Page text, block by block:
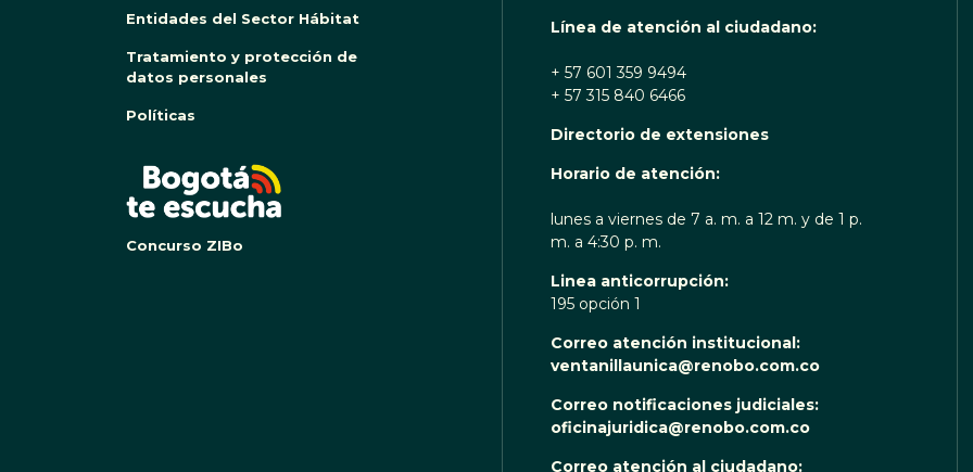
Entidades del Sector Hábitat
Tratamiento y protección de
datos personales
Políticas
Concurso ZIBo
Línea de atención al ciudadano:
+ 57 601 359 9494
+ 57 315 840 6466
Directorio de extensiones
Horario de atención:
lunes a viernes de 7 a. m. a 12 m. y de 1 p.
m. a 4:30 p. m.
Linea anticorrupción:
195 opción 1
Correo atención institucional:
ventanillaunica@renobo.com.co
Correo notificaciones judiciales:
oficinajuridica@renobo.com.co
Correo atención al ciudadano: